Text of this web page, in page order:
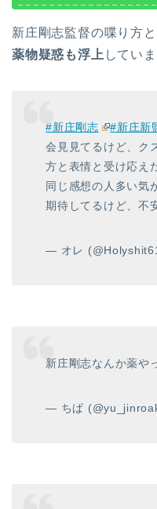
新庄剛志監督の喋り方
薬物疑惑も浮上 していま
#新庄剛志
#新庄新
会見見てるけど、ク
方と表情と受け応え
同じ感想の人多い気
期待してるけど、不
— オレ
新庄剛志なんか薬や
— ちぱ